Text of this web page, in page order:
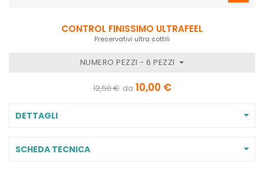
CONTROL FINISSIMO ULTRAFEEL
Preservativi ultra sottili
NUMERO PEZZI - 6 PEZZI
12,50 € da 10,00 €
DETTAGLI
SCHEDA TECNICA